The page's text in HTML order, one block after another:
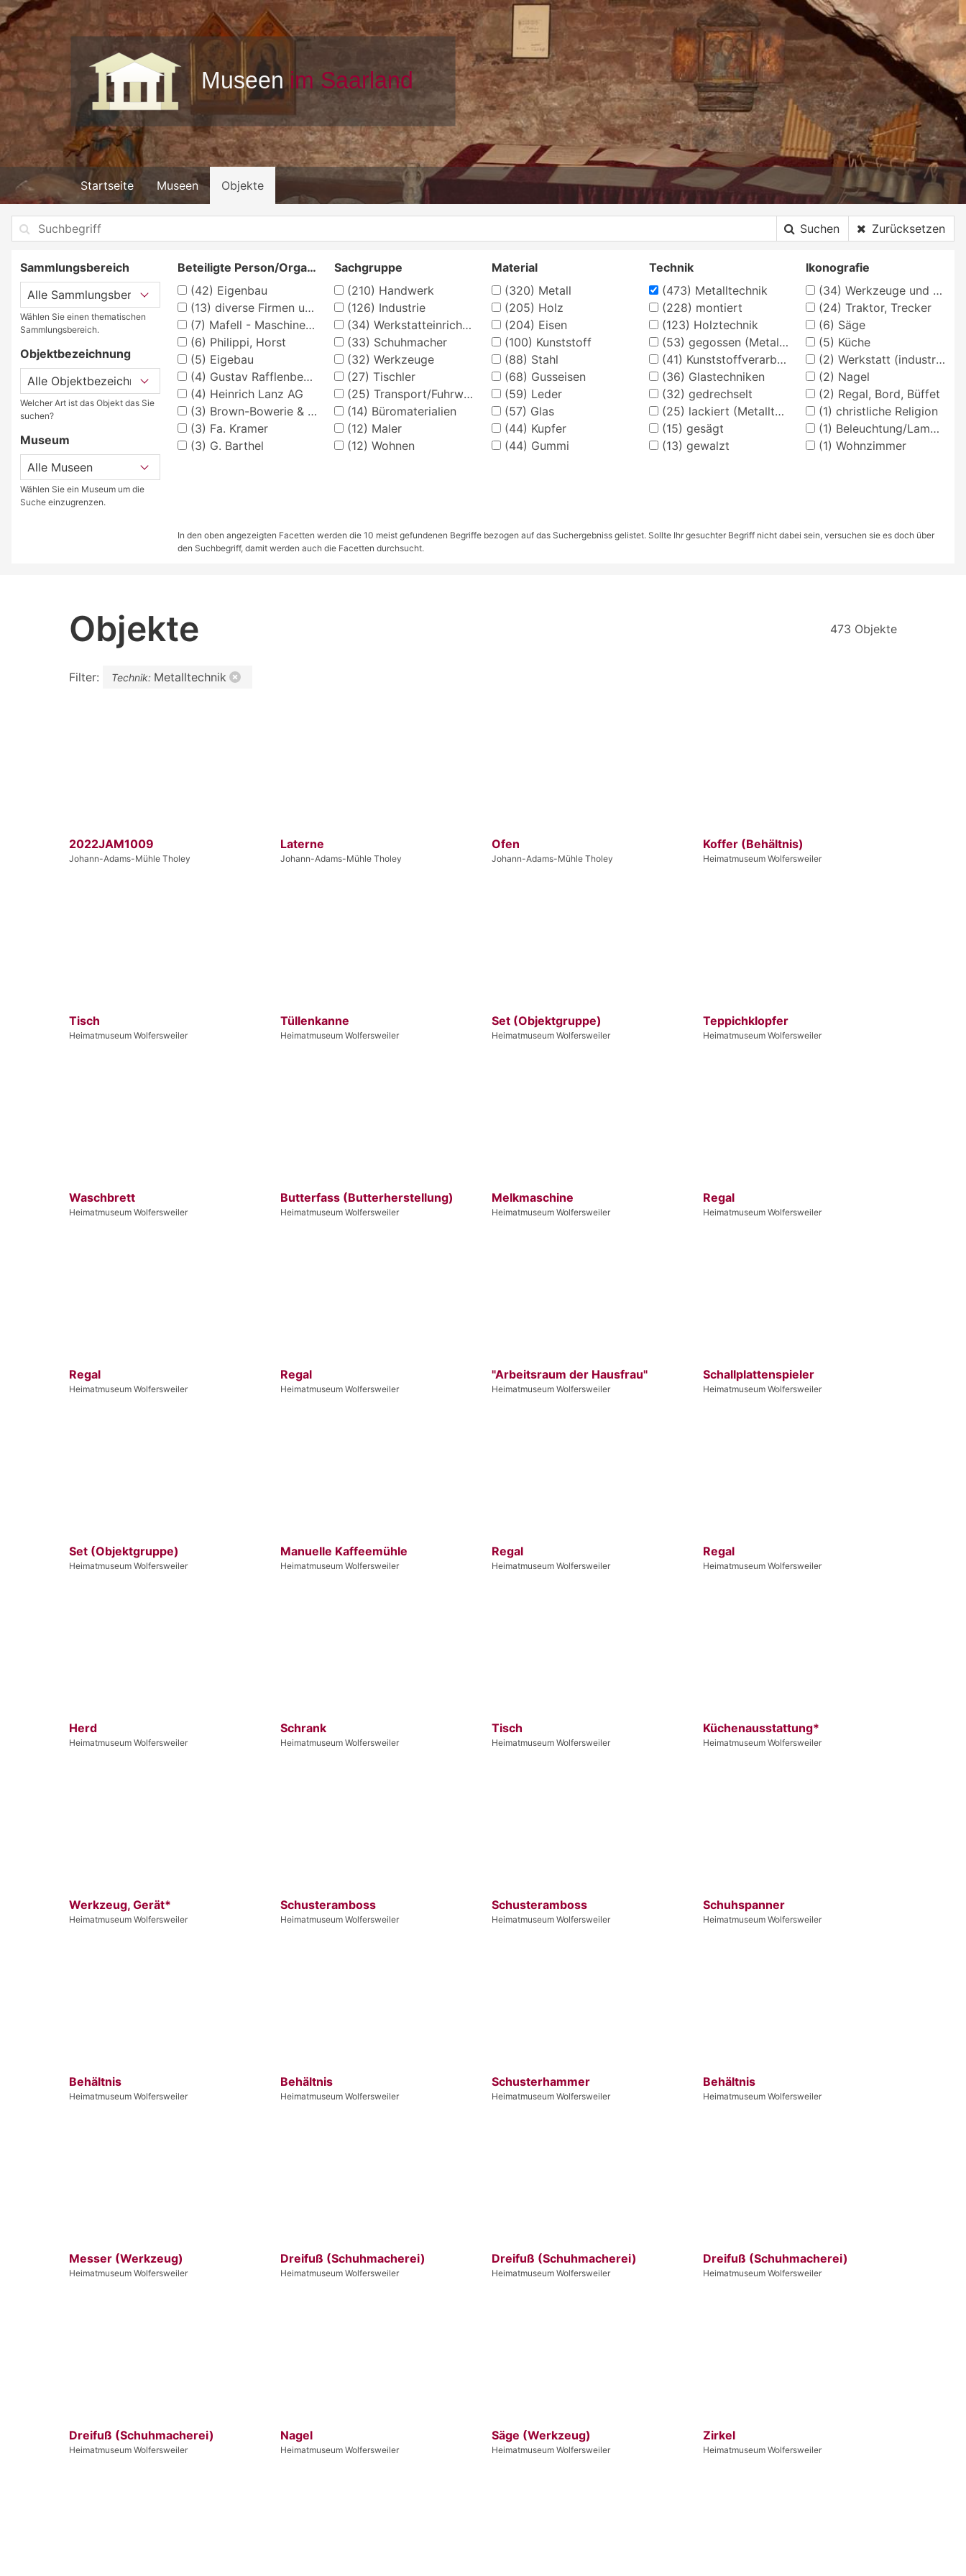
Startseite Museen Objekte
Suchen Zurücksetzen
Sammlungsbereich
Wählen Sie einen thematischen
Sammlungsbereich.
Objektbezeichnung
Welcher Art ist das Objekt das Sie
suchen?
Museum
Wählen Sie ein Museum um die
Suche einzugrenzen.
Beteiligte Person/Organisation
(42) Eigenbau
(13) diverse Firmen und Hersteller
(7) Mafell - Maschinenfabrik GmbH - Aistaig-Oberndorf a.N.
(6) Philippi, Horst
(5) Eigebau
(4) Gustav Rafflenbeul - Maschinenfabrik Schwelm i./W.
(4) Heinrich Lanz AG
(3) Brown-Bowerie & Cie. (BBC)
(3) Fa. Kramer
(3) G. Barthel
Sachgruppe
(210) Handwerk
(126) Industrie
(34) Werkstatteinrichtung (Tischler)
(33) Schuhmacher
(32) Werkzeuge
(27) Tischler
(25) Transport/Fuhrwerke
(14) Büromaterialien
(12) Maler
(12) Wohnen
Material
(320) Metall
(205) Holz
(204) Eisen
(100) Kunststoff
(88) Stahl
(68) Gusseisen
(59) Leder
(57) Glas
(44) Kupfer
(44) Gummi
Technik
(473) Metalltechnik
(228) montiert
(123) Holztechnik
(53) gegossen (Metalltechnik)
(41) Kunststoffverarbeitung
(36) Glastechniken
(32) gedrechselt
(25) lackiert (Metalltechnik)
(15) gesägt
(13) gewalzt
Ikonografie
(34) Werkzeuge und Arbeitsgeräte
(24) Traktor, Trecker
(6) Säge
(5) Küche
(2) Werkstatt (industriell)
(2) Nagel
(2) Regal, Bord, Büffet
(1) christliche Religion
(1) Beleuchtung/Lampen
(1) Wohnzimmer
In den oben angezeigten Facetten werden die 10 meist gefundenen Begriffe bezogen auf das Suchergebniss gelistet. Sollte Ihr gesuchter Begriff nicht dabei sein, versuchen sie es doch über
den Suchbegriff, damit werden auch die Facetten durchsucht.
Objekte 473 Objekte
Filter: Technik: Metalltechnik
2022JAM1009
Johann-Adams-Mühle Tholey
Laterne
Johann-Adams-Mühle Tholey
Ofen
Johann-Adams-Mühle Tholey
Koffer (Behältnis)
Heimatmuseum Wolfersweiler
Tisch
Heimatmuseum Wolfersweiler
Tüllenkanne
Heimatmuseum Wolfersweiler
Set (Objektgruppe)
Heimatmuseum Wolfersweiler
Teppichklopfer
Heimatmuseum Wolfersweiler
Waschbrett
Heimatmuseum Wolfersweiler
Butterfass (Butterherstellung)
Heimatmuseum Wolfersweiler
Melkmaschine
Heimatmuseum Wolfersweiler
Regal
Heimatmuseum Wolfersweiler
Regal
Heimatmuseum Wolfersweiler
Regal
Heimatmuseum Wolfersweiler
"Arbeitsraum der Hausfrau"
Heimatmuseum Wolfersweiler
Schallplattenspieler
Heimatmuseum Wolfersweiler
Set (Objektgruppe)
Heimatmuseum Wolfersweiler
Manuelle Kaffeemühle
Heimatmuseum Wolfersweiler
Regal
Heimatmuseum Wolfersweiler
Regal
Heimatmuseum Wolfersweiler
Herd
Heimatmuseum Wolfersweiler
Schrank
Heimatmuseum Wolfersweiler
Tisch
Heimatmuseum Wolfersweiler
Küchenausstattung*
Heimatmuseum Wolfersweiler
Werkzeug, Gerät*
Heimatmuseum Wolfersweiler
Schusteramboss
Heimatmuseum Wolfersweiler
Schusteramboss
Heimatmuseum Wolfersweiler
Schuhspanner
Heimatmuseum Wolfersweiler
Behältnis
Heimatmuseum Wolfersweiler
Behältnis
Heimatmuseum Wolfersweiler
Schusterhammer
Heimatmuseum Wolfersweiler
Behältnis
Heimatmuseum Wolfersweiler
Messer (Werkzeug)
Heimatmuseum Wolfersweiler
Dreifuß (Schuhmacherei)
Heimatmuseum Wolfersweiler
Dreifuß (Schuhmacherei)
Heimatmuseum Wolfersweiler
Dreifuß (Schuhmacherei)
Heimatmuseum Wolfersweiler
Dreifuß (Schuhmacherei)
Heimatmuseum Wolfersweiler
Nagel
Heimatmuseum Wolfersweiler
Säge (Werkzeug)
Heimatmuseum Wolfersweiler
Zirkel
Heimatmuseum Wolfersweiler